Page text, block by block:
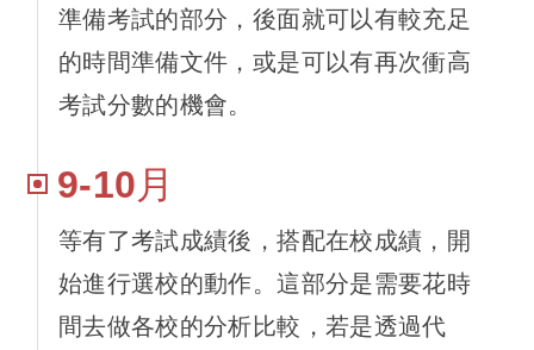
準備考試的部分，後面就可以有較充足
的時間準備文件，或是可以有再次衝高
考試分數的機會。
9-10月
等有了考試成績後，搭配在校成績，開
始進行選校的動作。這部分是需要花時
間去做各校的分析比較，若是透過代